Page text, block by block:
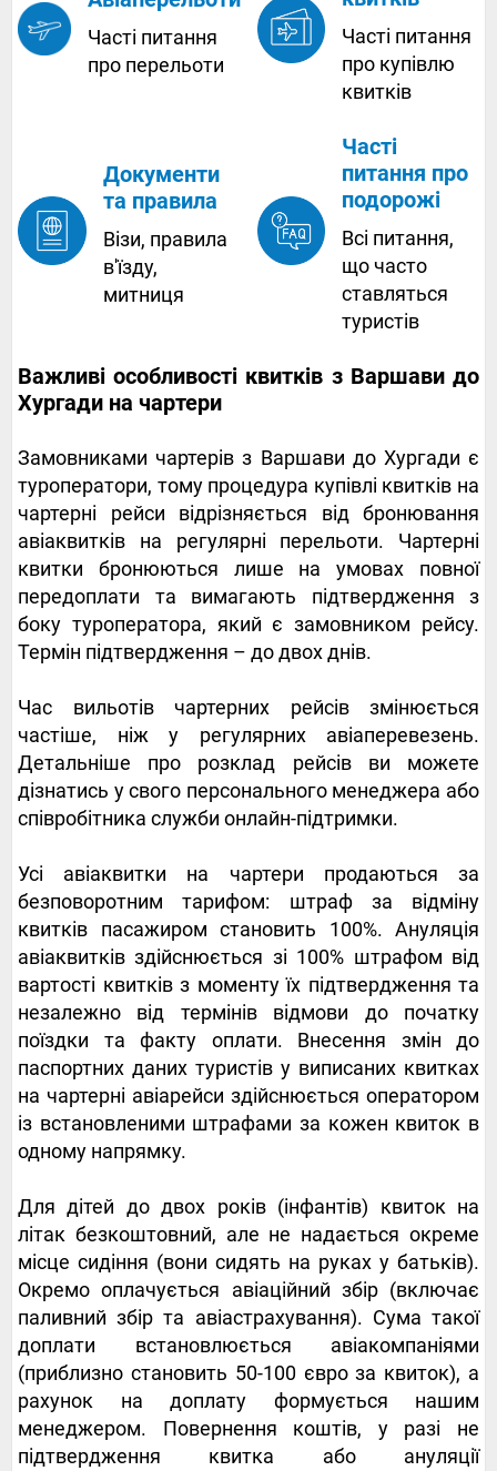
Часті питання
про перельоти
Часті питання
про купівлю
квитків
Документи
та правила
Візи, правила
в'їзду,
митниця
Часті
питання про
подорожі
Всі питання,
що часто
ставляться
туристів
Важливі особливості квитків з Варшави до
Хургади на чартери
Замовниками чартерів з Варшави до Хургади є
туроператори, тому процедура купівлі квитків на
чартерні рейси відрізняється від бронювання
авіаквитків на регулярні перельоти. Чартерні
квитки бронюються лише на умовах повної
передоплати та вимагають підтвердження з
боку туроператора, який є замовником рейсу.
Термін підтвердження – до двох днів.
Час вильотів чартерних рейсів змінюється
частіше, ніж у регулярних авіаперевезень.
Детальніше про розклад рейсів ви можете
дізнатись у свого персонального менеджера або
співробітника служби онлайн-підтримки.
Усі авіаквитки на чартери продаються за
безповоротним тарифом: штраф за відміну
квитків пасажиром становить 100%. Ануляція
авіаквитків здійснюється зі 100% штрафом від
вартості квитків з моменту їх підтвердження та
незалежно від термінів відмови до початку
поїздки та факту оплати. Внесення змін до
паспортних даних туристів у виписаних квитках
на чартерні авіарейси здійснюється оператором
із встановленими штрафами за кожен квиток в
одному напрямку.
Для дітей до двох років (інфантів) квиток на
літак безкоштовний, але не надається окреме
місце сидіння (вони сидять на руках у батьків).
Окремо оплачується авіаційний збір (включає
паливний збір та авіастрахування). Сума такої
доплати встановлюється авіакомпаніями
(приблизно становить 50-100 євро за квиток), а
рахунок на доплату формується нашим
менеджером. Повернення коштів, у разі не
підтвердження квитка або ануляції